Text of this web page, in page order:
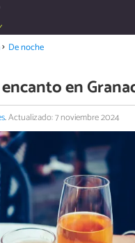
De noche
en
.Actualizado: 7 noviembre 2024